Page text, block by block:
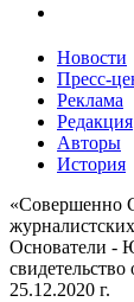
Новости
Пресс-
Реклама
Редакция
Авторы
История
«Совершенно
Основатели -
25.12.2020 г.